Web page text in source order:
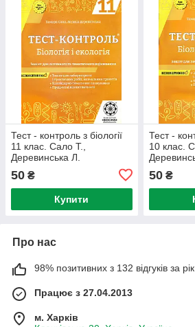
Тест - контроль з біології
11 клас. Сало Т.,
Деревинська Л.
50 ₴
Купити
Тест -
10 клас.
50₴
Про нас
98% позитивних з 132 відгуків за рік
Працює з 27.04.2013
м. Харків